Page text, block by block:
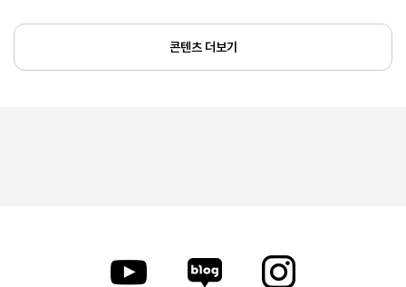
콘텐츠 더보기